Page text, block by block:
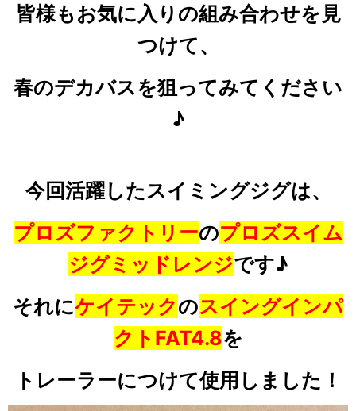
皆様もお気に入りの組み合わせを見
つけて、
春のデカバスを狙ってみてください
♪
今回活躍したスイミングジグは、
プロズファクトリーのプロズスイム
ジグミッドレンジです♪
それにケイテックのスイングインパ
クトFAT4.8を
トレーラーにつけて使用しました！